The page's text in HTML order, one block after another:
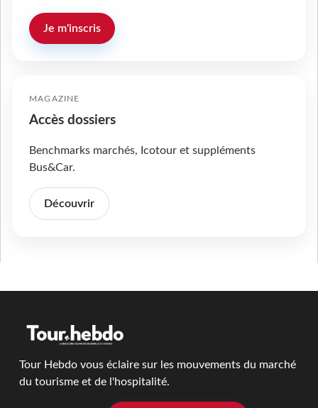
Je m'inscris
MAGAZINE
Accès dossiers
Benchmarks marchés, Icotour et suppléments
Bus&Car.
Découvrir
Tour Hebdo vous éclaire sur les mouvements du marché
du tourisme et de l'hospitalité.